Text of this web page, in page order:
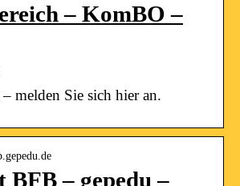
– KomBO –
melden Sie sich hier an.
BFB – gepedu –